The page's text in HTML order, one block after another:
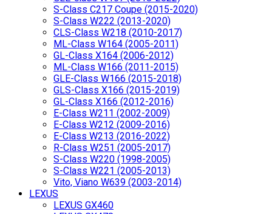
S-Class C217 Coupe (2015-2020)
S-Class W222 (2013-2020)
CLS-Class W218 (2010-2017)
ML-Class W164 (2005-2011)
GL-Class X164 (2006-2012)
ML-Class W166 (2011-2015)
GLE-Class W166 (2015-2018)
GLS-Class X166 (2015-2019)
GL-Class X166 (2012-2016)
E-Class W211 (2002-2009)
E-Class W212 (2009-2016)
E-Class W213 (2016-2022)
R-Class W251 (2005-2017)
S-Class W220 (1998-2005)
S-Class W221 (2005-2013)
Vito, Viano W639 (2003-2014)
LEXUS
LEXUS GX460